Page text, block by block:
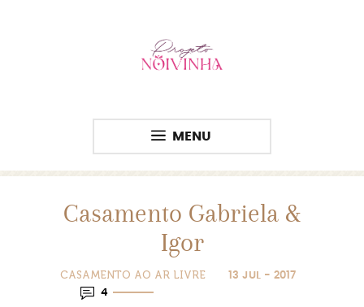
MENU
Casamento Gabriela &
Igor
CASAMENTO AO AR LIVRE
13 JUL - 2017
4